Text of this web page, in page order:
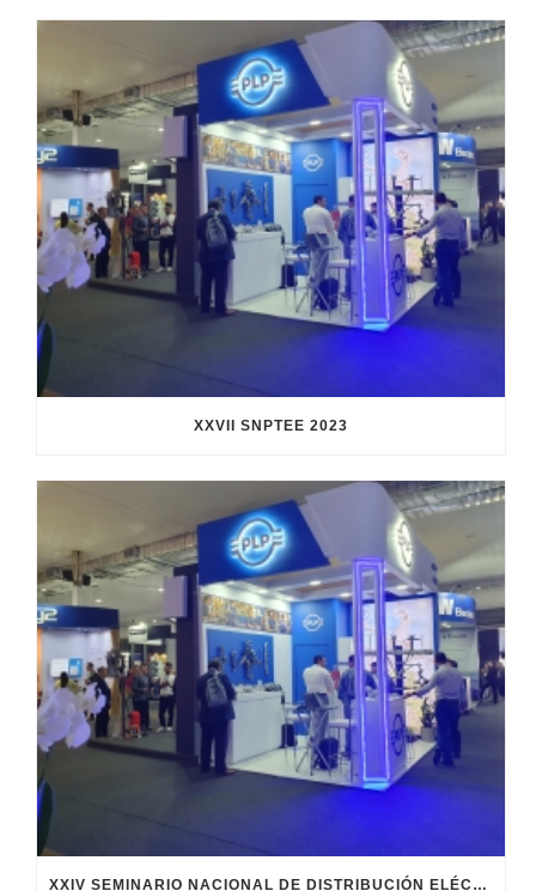
XXVII SNPTEE 2023
XXIV SEMINARIO NACIONAL DE DISTRIBUCIÓN ELÉCTRICA (SENDI 2023)